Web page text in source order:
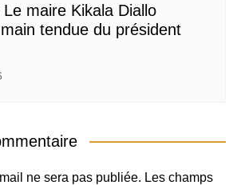
maire Kikala Diallo
tendue du président
ne sera pas publiée. Les champs